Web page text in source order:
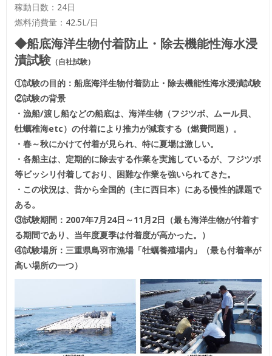
稼動日数： 24日
燃料消費量： 42.5L/日
◆船底海洋生物付着防止・除去機能性海水浸
漬試験（自社試験）
①試験の目的：船底海洋生物付着防止・除去機能性海水浸漬試験
②試験の背景
・漁船/渡し船などの船底は、海洋生物（フジツボ、ムール貝、
牡蠣稚海etc）の付着により推力が減衰する（燃費問題）。
・春～秋にかけて付着が見られ、特に夏場は激しい。
・各船主は、定期的に除去する作業を実施しているが、フジツボ
等ビッシリ付着しており、困難な作業を強いられてきた。
・この状況は、昔から全国的（主に西日本）にある慢性的課題で
ある。
③試験期間：2007年7月24日～11月2日（最も海洋生物が付着す
る期間であり、当年度夏季は付着度が高かった。）
④試験場所：三重県鳥羽市漁場「牡蠣養殖場内」（最も付着率が
高い場所の一つ）